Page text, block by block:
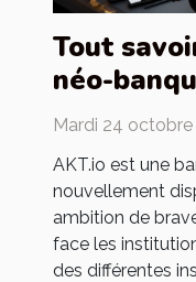
Tout
néo-
Mardi 24
AKT.io est une
nouvellement
ambition de
face les
des différentes